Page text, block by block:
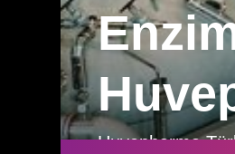
Huvepharma